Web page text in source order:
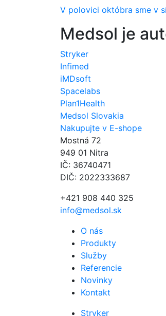
V polovici októbra sme v
Medsol je
Stryker
Infimed
iMDsoft
Spacelabs
Plan1Health
Medsol Slovakia
Nakupujte v E-shope
Mostná 72
949 01 Nitra
IČ: 36740471
DIČ: 2022333687
+421 908 440 325
info@medsol.sk
O nás
Produkty
Služby
Referencie
Novinky
Kontakt
Stryker